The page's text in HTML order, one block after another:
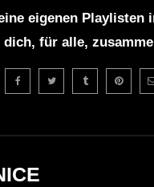
Medien, die einen
vermitteln.
wurde 2010 eröffnet
Akustik.
eigenen Playlisten
dich, für alle,